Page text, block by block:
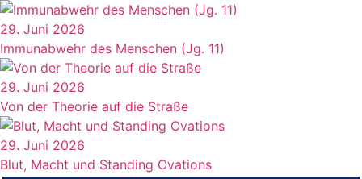
29. Juni 2026
Immunabwehr des Menschen (Jg. 11)
29. Juni 2026
Von der Theorie auf die Straße
29. Juni 2026
Blut, Macht und Standing Ovations